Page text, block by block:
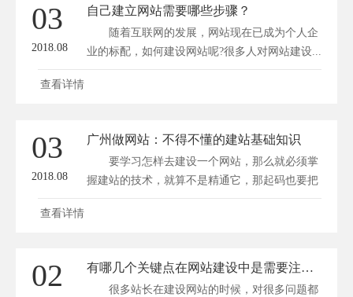
03
2018.08
自己建立网站需要哪些步骤？
随着互联网的发展，网站现在已成为个人企
业的标配，如何建设网站呢?很多人对网站建设...
查看详情
03
2018.08
广州做网站：不得不懂的建站基础知识
要学习怎样去建设一个网站，那么就必须掌
握建站的技术，就算不是精通它，那起码也要把
基...
查看详情
02 有哪几个关键点在网站建设中是需要注意的
很多站长在建设网站的时候，对很多问题都